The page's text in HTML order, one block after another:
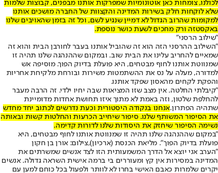
לכולנו, צומחות כאן אוטונומיות שמפרקות אותנו מבפנים, קבוצות שלמות
שלא לוקחות חלק בשירות המדינה והקצוות של החברה מושכים אותנו
למקומות שהרוב הגדול לא דמיין שנגיע לשם, וכל זה בזמן שהאויבים שלנו
באקסטזה ורק מחכים לשעת כושר נוספת.
"שילוב הרסני"
"השילוב ההרסני הזה הוא זה שהוביל אותנו בעבר לחורבן הבית והוא זה
שמאיים להחריב עלינו את הבית שוב. ובמקום שההנהגה שלנו תהיה זו
שמנווטת אותנו לחוף מבטחים, היא פועלת בדיוק הפוך. מוסיפה אש
למדורה, מעלה על נס את ההשתמטות משירות ובורחת מלקיחת אחריות
והפקת לקחים מהאסון שפקד אותנו.
"קיבלתי החלטה. אין מצב שזו המציאות שבה יחיו ילדי. זה הרבה מעבר
להחלפת שלטון, וזה באמת לא מתוך איזו תחושת אחדות מדומיינת
שתהיה הפתרון.אנחנו בנקודה היסטורית וכעת נדרשים לכתוב יחד מחדש
את הסיפור המשותף שלנו. סיפור שיחייב הכרעות והחלטות קשות ובאותה
נשימה הסיפור שיחזק את היסודות שלנו לדורות קדימה.
"במקום שההנהגה שלנו תהיה זו שמנווטת אותנו לחוף מבטחים, היא
פועלת בדיוק הפוך". מליאת הכנסת (ארכיון),צילום: אורן בן חקון
"הערב אני יוצא אל הדרך המשמעותית הזו לצד אנשים שמשרתים את
המדינה במסירות אין קץ ומעוררים בי ברמה אישית השראה גדולה. אנשים
יקרים שלמרות כאבם האישי בחרו לא לוותר ולפעול בכל כוחם למען עם